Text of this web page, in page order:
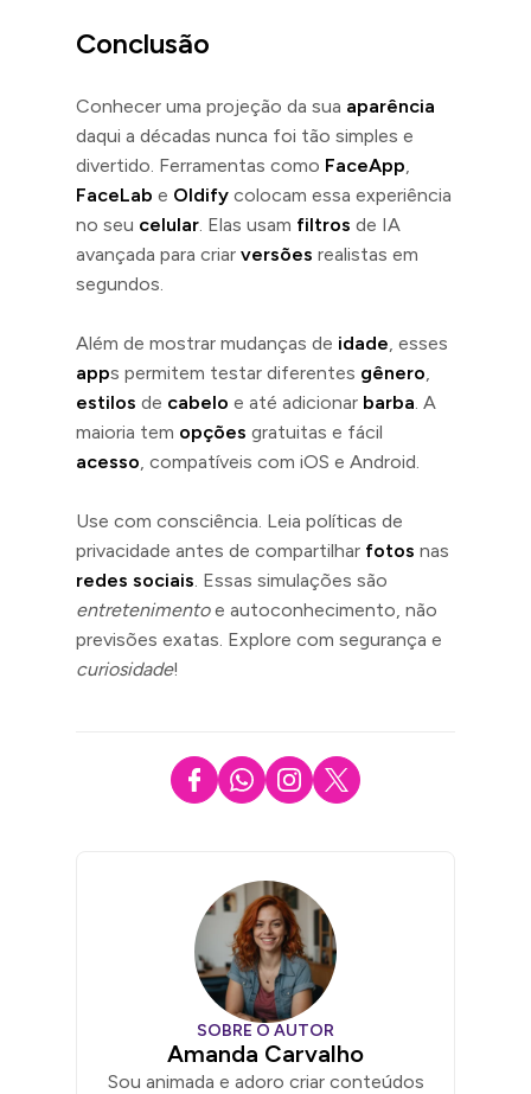
Conclusão
Conhecer uma projeção da sua aparência
daqui a décadas nunca foi tão simples e
divertido. Ferramentas como FaceApp,
FaceLab e Oldify colocam essa experiência
no seu celular. Elas usam filtros de IA
avançada para criar versões realistas em
segundos.
Além de mostrar mudanças de idade, esses
apps permitem testar diferentes gênero,
estilos de cabelo e até adicionar barba. A
maioria tem opções gratuitas e fácil
acesso, compatíveis com iOS e Android.
Use com consciência. Leia políticas de
privacidade antes de compartilhar fotos nas
redes sociais. Essas simulações são
entretenimentoe autoconhecimento, não
previsões exatas. Explore com segurança e
curiosidade!
SOBRE O AUTOR
Amanda Carvalho
Sou animada e adoro criar conteúdos